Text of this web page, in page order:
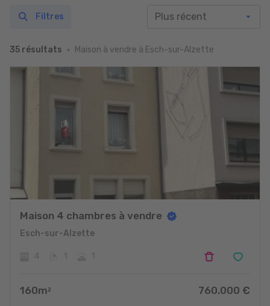
35 résultats Maison à vendre à Esch-sur-Alzette
Filtres
Maison 4 chambres à vendre
Esch-sur-Alzette
160m 2 760.000 €